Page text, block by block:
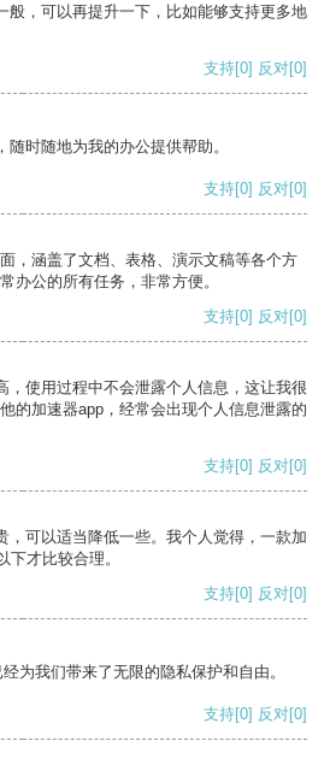
般，可以再提升一下，比如能够支持更多地
支持[0] 反对[0]
时随地为我的办公提供帮助。
支持[0] 反对[0]
，涵盖了文档、表格、演示文稿等各个方
办公的所有任务，非常方便。
支持[0] 反对[0]
，使用过程中不会泄露个人信息，这让我很
的加速器app，经常会出现个人信息泄露的
支持[0] 反对[0]
，可以适当降低一些。我个人觉得，一款加
下才比较合理。
支持[0] 反对[0]
为我们带来了无限的隐私保护和自由。
支持[0] 反对[0]